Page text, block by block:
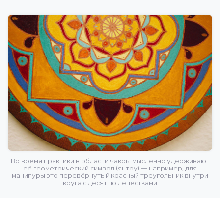
Во время практики в области чакры мысленно удерживают
её геометрический символ (янтру) — например, для
манипуры это перевёрнутый красный треугольник внутри
круга с десятью лепестками